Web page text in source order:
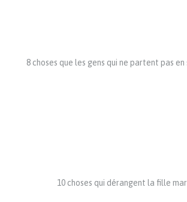
8 choses que les gens qui ne partent pas
10 choses qui dérangent la fille